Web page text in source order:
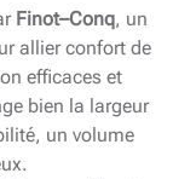
Finot–Conq, un
allier confort de
efficaces et
bien la largeur
un volume